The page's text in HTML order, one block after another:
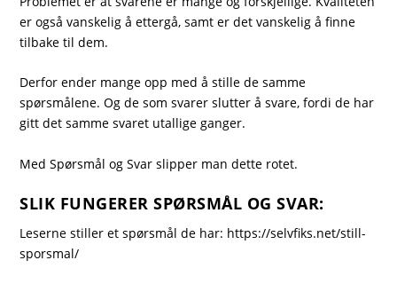
er også vanskelig å ettergå, samt er det vanskelig å finne
tilbake til dem.
Derfor ender mange opp med å stille de samme
spørsmålene. Og de som svarer slutter å svare, fordi de har
gitt det samme svaret utallige ganger.
Med Spørsmål og Svar slipper man dette rotet.
SLIK FUNGERER SPØRSMÅL OG SVAR:
Leserne stiller et spørsmål de har: https://selvfiks.net/still-
sporsmal/